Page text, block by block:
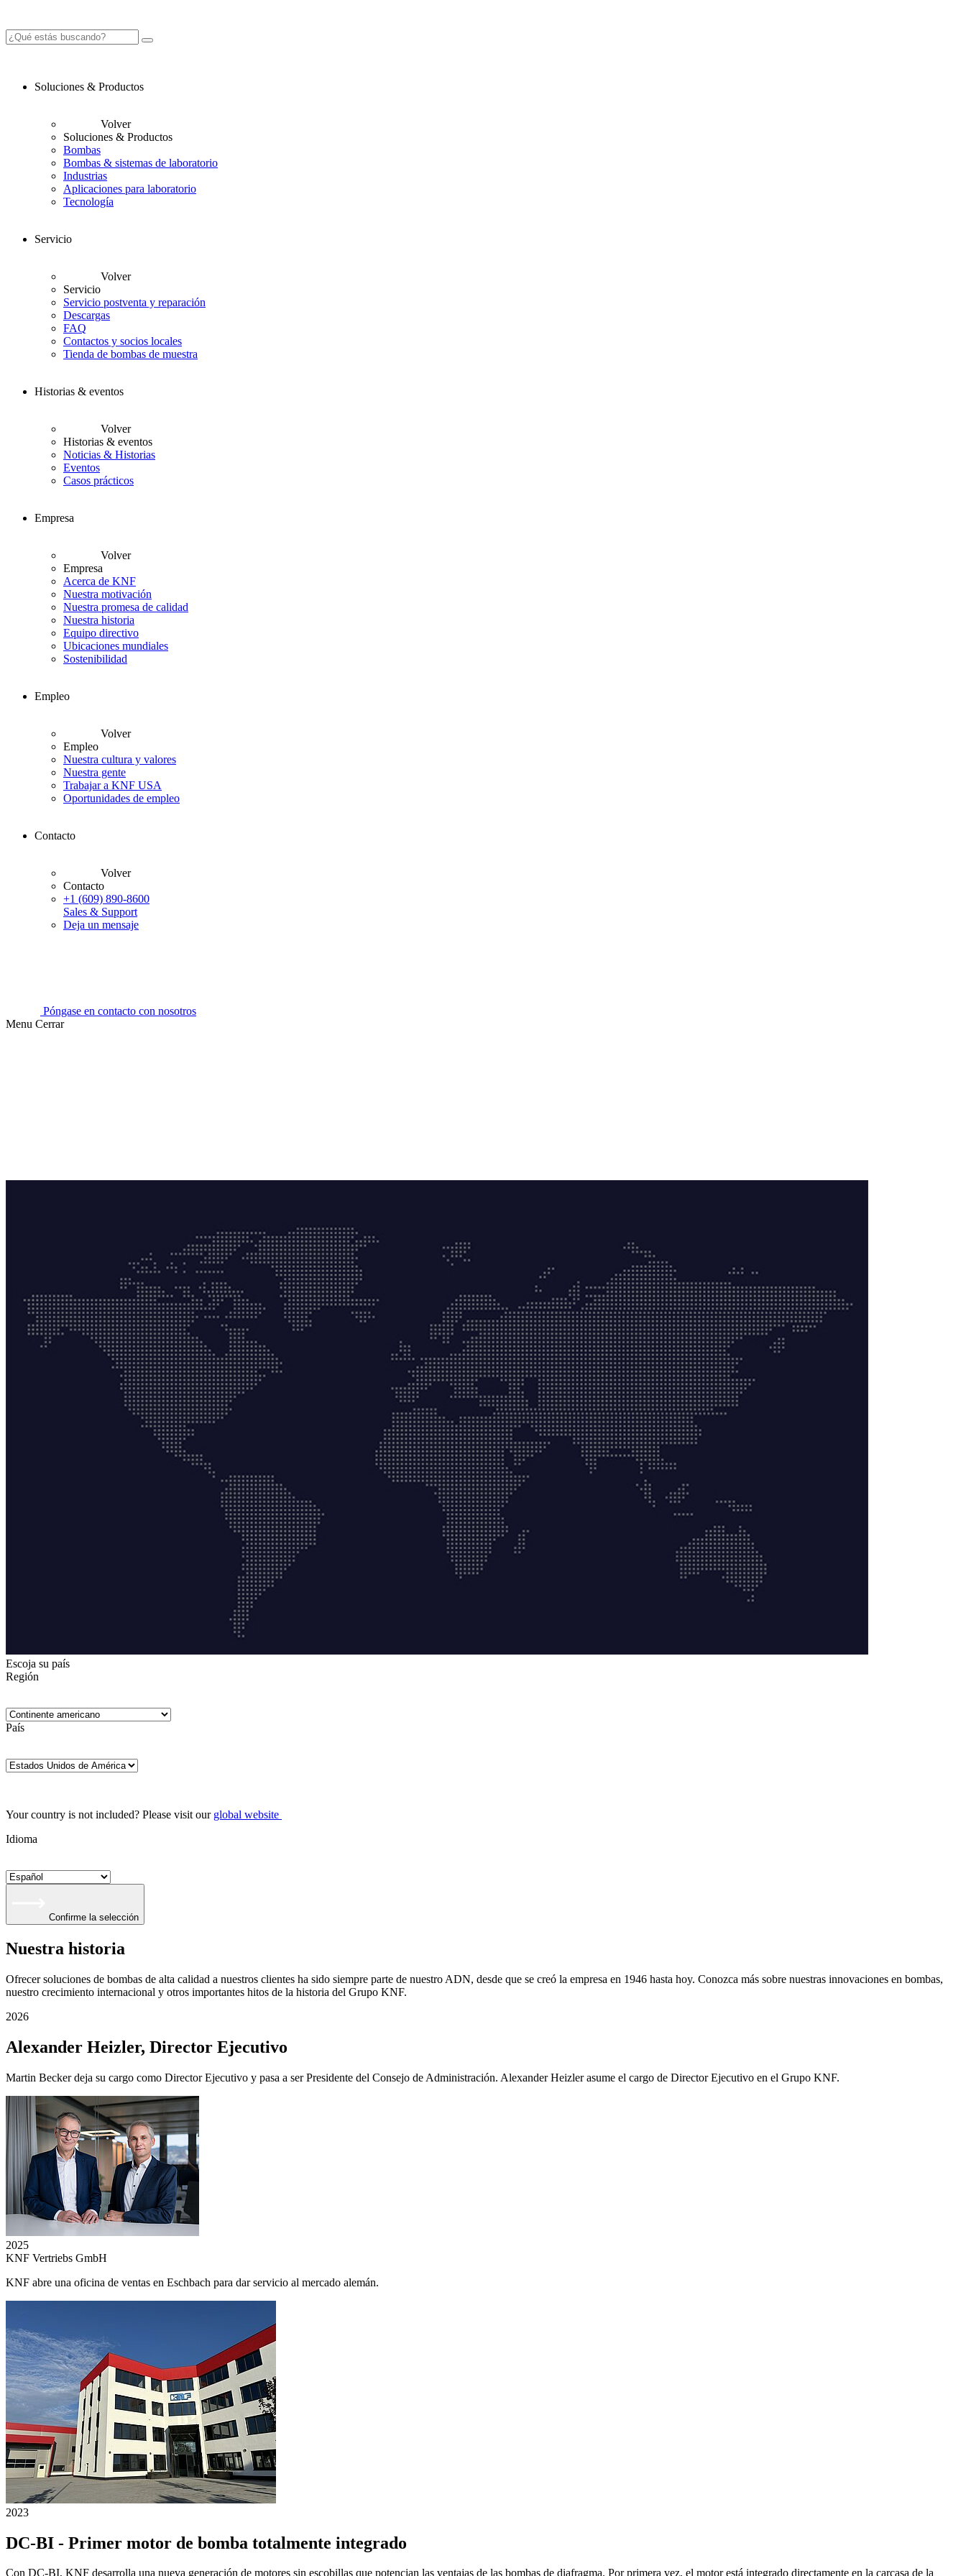
Soluciones & Productos
Volver
Soluciones & Productos
Bombas
Bombas & sistemas de laboratorio
Industrias
Aplicaciones para laboratorio
Tecnología
Servicio
Volver
Servicio
Servicio postventa y reparación
Descargas
FAQ
Contactos y socios locales
Tienda de bombas de muestra
Historias & eventos
Volver
Historias & eventos
Noticias & Historias
Eventos
Casos prácticos
Empresa
Volver
Empresa
Acerca de KNF
Nuestra motivación
Nuestra promesa de calidad
Nuestra historia
Equipo directivo
Ubicaciones mundiales
Sostenibilidad
Empleo
Volver
Empleo
Nuestra cultura y valores
Nuestra gente
Trabajar a KNF USA
Oportunidades de empleo
Contacto
Volver
Contacto
+1 (609) 890-8600
Sales & Support
Deja un mensaje
Póngase en contacto con nosotros
Menu Cerrar
Escoja su país
Región
País
Your country is not included? Please visit our global website
Idioma
Confirme la selección
Nuestra historia
Ofrecer soluciones de bombas de alta calidad a nuestros clientes ha sido siempre parte de nuestro ADN, desde que se creó la empresa en 1946 hasta hoy. Conozca más sobre nuestras innovaciones en bombas,
nuestro crecimiento internacional y otros importantes hitos de la historia del Grupo KNF.
2026
Alexander Heizler, Director Ejecutivo
Martin Becker deja su cargo como Director Ejecutivo y pasa a ser Presidente del Consejo de Administración. Alexander Heizler asume el cargo de Director Ejecutivo en el Grupo KNF.
2025
KNF Vertriebs GmbH
KNF abre una oficina de ventas en Eschbach para dar servicio al mercado alemán.
2023
DC-BI - Primer motor de bomba totalmente integrado
Con DC-BI, KNF desarrolla una nueva generación de motores sin escobillas que potencian las ventajas de las bombas de diafragma. Por primera vez, el motor está integrado directamente en la carcasa de la